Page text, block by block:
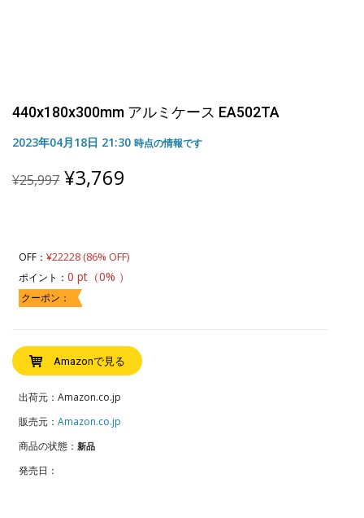
440x180x300mm アルミケース EA502TA
2023年04月18日 21:30 時点の情報です
¥25,997 Original
price
¥3,769
OFF： ¥22228 (86% OFF)
ポイント： 0 pt（0% ）
クーポン：
Amazonで見る
出荷元：Amazon.co.jp
販売元： Amazon.co.jp
商品の状態： 新品
発売日：